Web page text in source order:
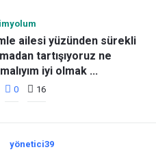
ailesi yüzünden sürekli
tartışıyoruz ne
iyi olmak ...
0 16
yönetici39